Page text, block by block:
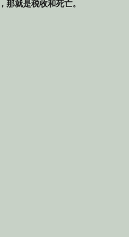
那就是税收和死亡。